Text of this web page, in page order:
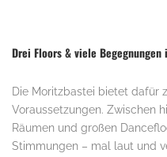
Drei Floors & viele
Die Moritzbastei bietet dafür
Voraussetzungen. Zwischen
Räumen und großen
Stimmungen – mal laut und